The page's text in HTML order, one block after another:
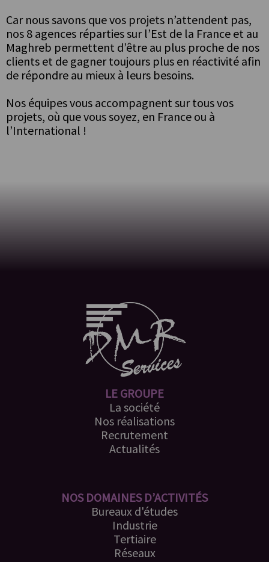
Car nous savons que vos projets n’attendent pas,
nos 8 agences réparties sur l’Est de la France et au
Maghreb permettent d’être au plus proche de nos
clients et de gagner toujours plus en réactivité afin
de répondre au mieux à leurs besoins.
Nos équipes vous accompagnent sur tous vos
projets, où que vous soyez, en France ou à
l’International !
LE GROUPE
La société
Nos réalisations
Recrutement
Actualités
NOS DOMAINES D’ACTIVITÉS
Bureaux d'études
Industrie
Tertiaire
Réseaux